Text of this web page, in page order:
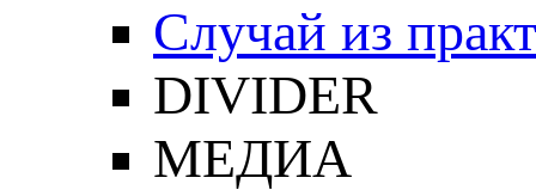
Случай из
DIVIDER
МЕДИА